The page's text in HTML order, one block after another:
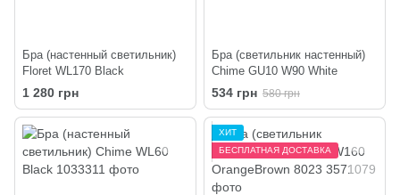
Бра (настенный светильник)
Floret WL170 Black
1 280 грн
Бра (светильник настенный)
Chime GU10 W90 White
534 грн 580 грн
ХИТ
БЕСПЛАТНАЯ ДОСТАВКА